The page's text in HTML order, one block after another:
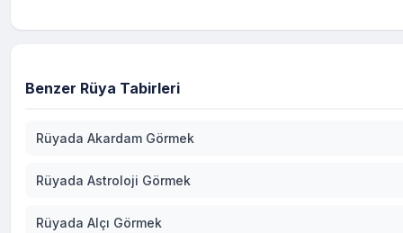
Benzer Rüya Tabirleri
Rüyada Akardam Görmek
Rüyada Astroloji Görmek
Rüyada Alçı Görmek